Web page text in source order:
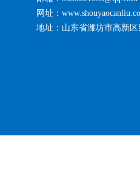
网址：
地址：山东省潍坊市高新